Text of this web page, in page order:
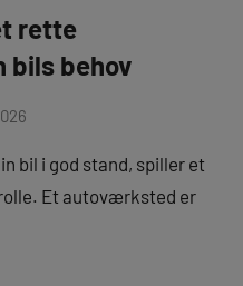
rette
behov
bil i god stand, spiller et
Et autoværksted er